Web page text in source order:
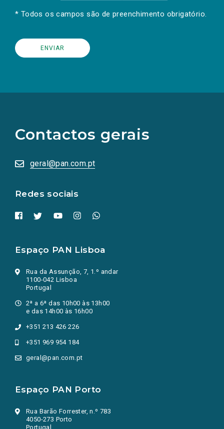
* Todos os campos são de preenchimento obrigatório.
Contactos gerais
geral@pan.com.pt
Redes sociais
redes
sociais
numa
nova
Espaço PAN Lisboa
Rua da Assunção, 7, 1.º andar
1100-042 Lisboa
Portugal
2ª a 6ª das 10h00 às 13h00
e das 14h00 às 16h00
+351 213 426 226
+351 969 954 184
geral@pan.com.pt
Espaço PAN Porto
Rua Barão Forrester, n.º 783
4050-273 Porto
Portugal